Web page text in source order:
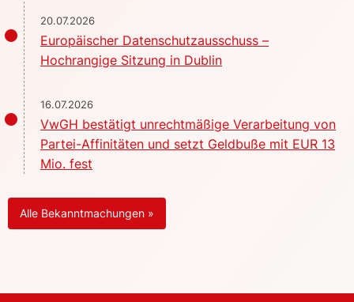
20.07.2026
Europäischer Datenschutzausschuss –
Hochrangige Sitzung in Dublin
16.07.2026
VwGH bestätigt unrechtmäßige Verarbeitung von
Partei-Affinitäten und setzt Geldbuße mit EUR 13
Mio. fest
Alle Bekanntmachungen »